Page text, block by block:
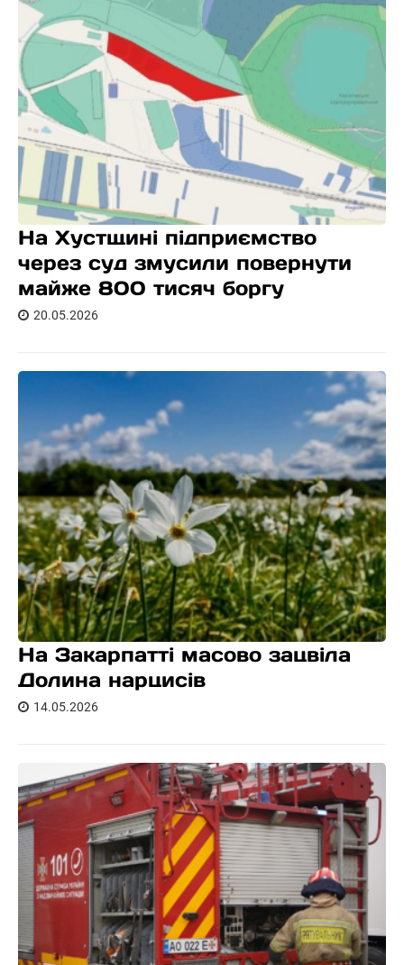
На Хустщині підприємство
через суд змусили повернути
майже 800 тисяч боргу
20.05.2026
На Закарпатті масово зацвіла
Долина нарцисів
14.05.2026